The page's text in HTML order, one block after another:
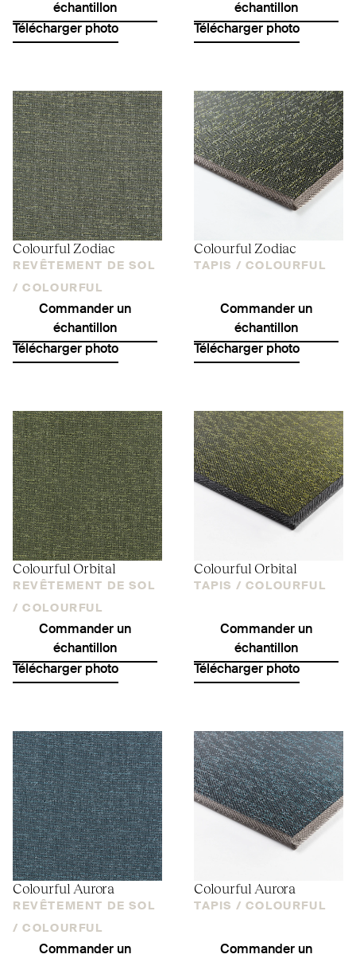
échantillon
Télécharger photo
échantillon
Télécharger photo
Colourful Zodiac
REVÊTEMENT DE SOL
/ COLOURFUL
Commander un
échantillon
Télécharger photo
Colourful Zodiac
TAPIS / COLOURFUL
Commander un
échantillon
Télécharger photo
Colourful Orbital
REVÊTEMENT DE SOL
/ COLOURFUL
Commander un
échantillon
Télécharger photo
Colourful Orbital
TAPIS / COLOURFUL
Commander un
échantillon
Télécharger photo
Colourful Aurora
REVÊTEMENT DE SOL
/ COLOURFUL
Commander un
Colourful Aurora
TAPIS / COLOURFUL
Commander un